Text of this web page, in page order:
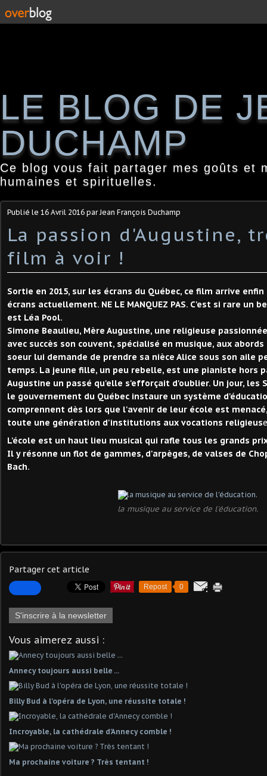
LE BLOG DE
DUCHAMP
Ce blog vous fait partager mes goûts et
humaines et spirituelles.
Publié le 16 Avril 2016 par Jean François Duchamp
La passion d'Augustine,
film à voir !
Sortie en 2015, sur les écrans du Québec, ce film arrive
écrans actuellement. NE LE MANQUEZ PAS. C'est si rare un
est Léa Pool.
Simone Beaulieu, Mère Augustine, une religieuse
avec succès son couvent, spécialisé en musique, aux abords
soeur lui demande de prendre sa nièce Alice sous son aile
temps. La jeune fille, un peu rebelle, est une pianiste hors
Augustine un passé qu'elle s'efforçait d'oublier. Un jour, les
le gouvernement du Québec instaure un système
comprennent dès lors que l'avenir de leur école est
toute une génération d'institutions aux vocations religieus
L'école est un haut lieu musical qui rafle tous les grands
Il y résonne un flot de gammes, d'arpèges, de valses de
Bach.
la musique au service de l'éducation.
Partager cet article
Repost 0
S'inscrire à la newsletter
Vous aimerez aussi :
Annecy toujours aussi belle ...
Billy Bud à l'opéra de Lyon, une réussite totale !
Incroyable, la cathédrale d'Annecy comble !
Ma prochaine voiture ? Très tentant !